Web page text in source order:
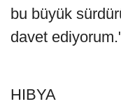
bu büyük
davet
HIBYA